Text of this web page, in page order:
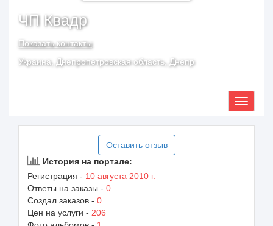
ЧП Квадр
Показать контакты
Украина, Днепропетровская область, Днепр
Оставить отзыв
История на портале:
Регистрация - 10 августа 2010 г.
Ответы на заказы - 0
Создал заказов - 0
Цен на услуги - 206